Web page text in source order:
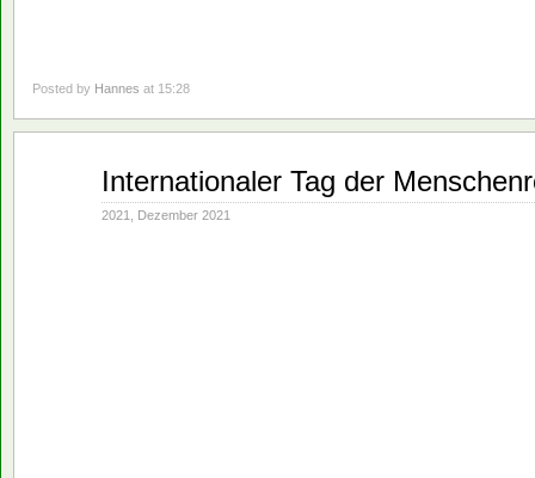
Posted by Hannes at 15:28
Internationaler Tag der
2021 Dezember 2021